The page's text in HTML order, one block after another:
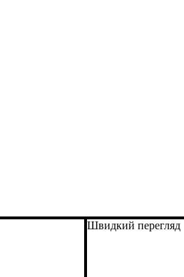
Швидкий перегляд